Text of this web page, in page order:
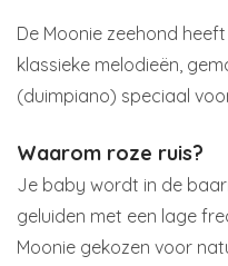
De Moonie zeehond
klassieke melodieën,
(duimpiano) speciaal
Waarom roze ruis?
Je baby wordt in de
geluiden met een lage
Moonie gekozen voor